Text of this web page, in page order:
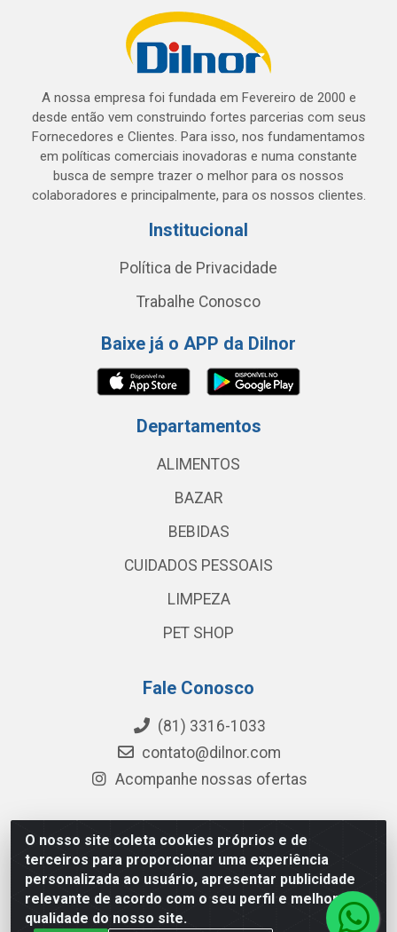
O nosso site coleta cookies próprios e de
terceiros para proporcionar uma experiência
personalizada ao usuário, apresentar publicidade
relevante de acordo com o seu perfil e melhorar a
qualidade do nosso site.
A nossa empresa foi fundada em Fevereiro de 2000 e
desde então vem construindo fortes parcerias com seus
Fornecedores e Clientes. Para isso, nos fundamentamos
em políticas comerciais inovadoras e numa constante
busca de sempre trazer o melhor para os nossos
colaboradores e principalmente, para os nossos clientes.
Institucional
Política de Privacidade
Trabalhe Conosco
Baixe já o APP da Dilnor
Departamentos
ALIMENTOS
BAZAR
BEBIDAS
CUIDADOS PESSOAIS
LIMPEZA
PET SHOP
Fale Conosco
(81) 3316-1033
contato@dilnor.com
Acompanhe nossas ofertas
Dilnor Distribuidora - Rua Professor Joaquim Cavalcanti,
975 - Iputinga - Recife/PE - CEP 50800-010 - CNPJ
04.054.534/0001-51